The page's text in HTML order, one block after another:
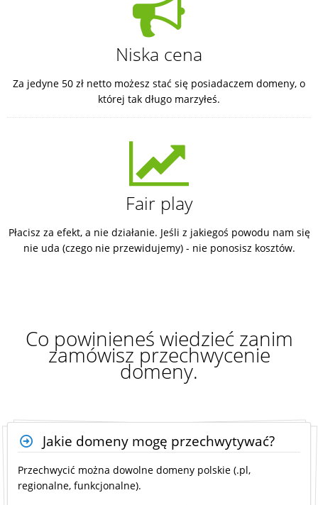
Niska cena
Za jedyne 50 zł netto możesz stać się posiadaczem domeny, o
której tak długo marzyłeś.
Fair play
Płacisz za efekt, a nie działanie. Jeśli z jakiegoś powodu nam się
nie uda (czego nie przewidujemy) - nie ponosisz kosztów.
Co powinieneś wiedzieć zanim
zamówisz przechwycenie
domeny.
Jakie domeny mogę przechwytywać?
Przechwycić można dowolne domeny polskie (.pl,
regionalne, funkcjonalne).